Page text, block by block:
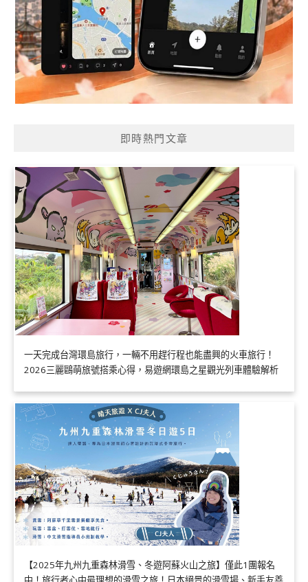
即時熱門文章
一天完成台灣環島旅行，一輛不用趕行程也能盡興的火車旅行！
2026三麗鷗萌旅號搭乘心得，易遊網環島之星觀光列車體驗解析
【2025年九州九重森林滑雪、冬遊阿蘇火山之旅】僅此1團報名